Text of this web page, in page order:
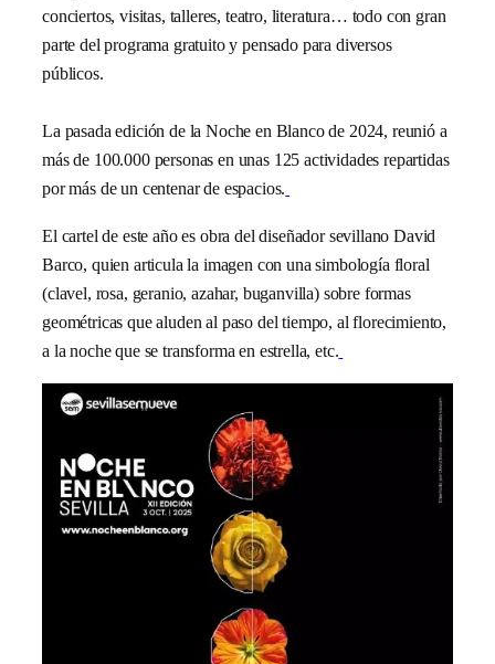
conciertos, visitas, talleres, teatro, literatura… todo con gran
parte del programa gratuito y pensado para diversos
públicos.
La pasada edición de la Noche en Blanco de 2024, reunió a
más de 100.000 personas en unas 125 actividades repartidas
por más de un centenar de espacios.
El cartel de este año es obra del diseñador sevillano David
Barco, quien articula la imagen con una simbología floral
(clavel, rosa, geranio, azahar, buganvilla) sobre formas
geométricas que aluden al paso del tiempo, al florecimiento,
a la noche que se transforma en estrella, etc.